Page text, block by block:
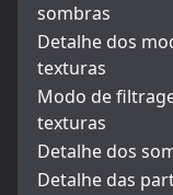
sombras
Detalhe dos
texturas
Modo de
texturas
Detalhe dos
Detalhe das